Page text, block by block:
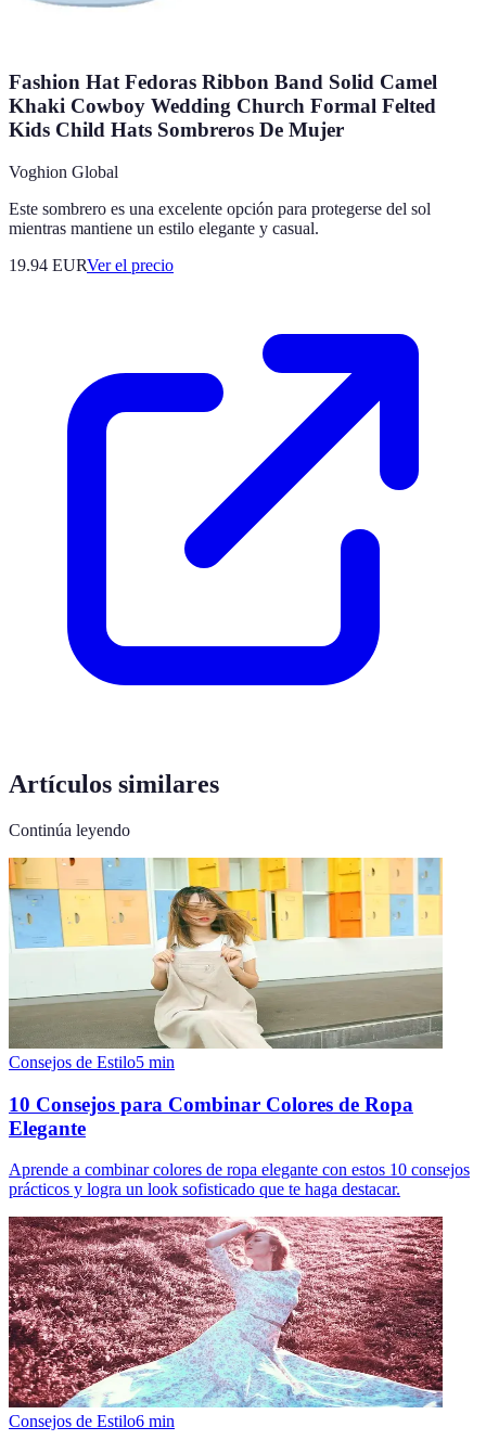
Fashion Hat Fedoras Ribbon Band Solid Camel
Khaki Cowboy Wedding Church Formal Felted
Kids Child Hats Sombreros De Mujer
Voghion Global
Este sombrero es una excelente opción para protegerse del sol
mientras mantiene un estilo elegante y casual.
19.94 EURVer el precio
Artículos similares
Continúa leyendo
Consejos de Estilo5 min
10 Consejos para Combinar Colores de Ropa
Elegante
Aprende a combinar colores de ropa elegante con estos 10 consejos
prácticos y logra un look sofisticado que te haga destacar.
Consejos de Estilo6 min